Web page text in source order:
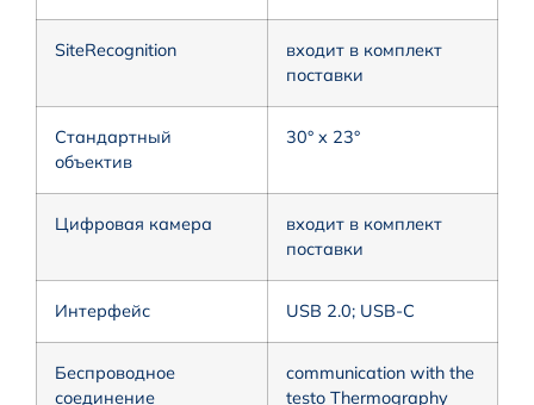
SiteRecognition
входит в комплект
поставки
Стандартный
объектив
30° x 23°
Цифровая камера
входит в комплект
поставки
Интерфейс USB 2.0; USB-C
Беспроводное
соединение
communication with the
testo Thermography